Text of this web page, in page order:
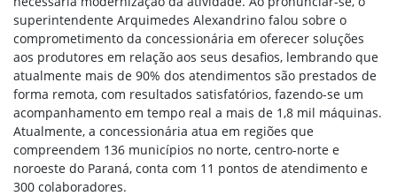
superintendente Arquimedes Alexandrino falou sobre o
comprometimento da concessionária em oferecer soluções
aos produtores em relação aos seus desafios, lembrando que
atualmente mais de 90% dos atendimentos são prestados de
forma remota, com resultados satisfatórios, fazendo-se um
acompanhamento em tempo real a mais de 1,8 mil máquinas.
Atualmente, a concessionária atua em regiões que
compreendem 136 municípios no norte, centro-norte e
noroeste do Paraná, conta com 11 pontos de atendimento e
300 colaboradores.